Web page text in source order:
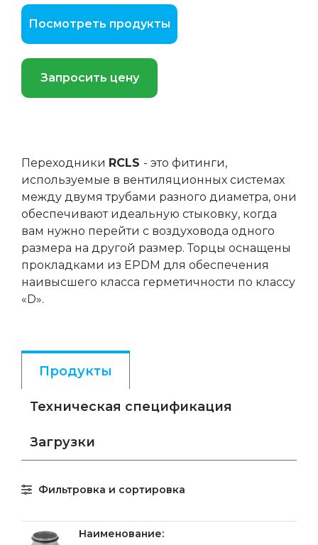
Посмотреть продукты
Запросить цену
Переходники RCLS - это фитинги,
используемые в вентиляционных системах
между двумя трубами разного диаметра, они
обеспечивают идеальную стыковку, когда
вам нужно перейти с воздуховода одного
размера на другой размер. Торцы оснащены
прокладками из EPDM для обеспечения
наивысшего класса герметичности по классу
«D».
Продукты
Техническая спецификация
Загрузки
Фильтровка и сортировка